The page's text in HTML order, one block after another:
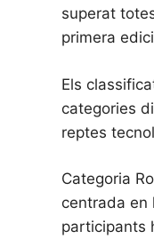
superat
primera
Els
categories
reptes
Categoria
centrada en
participants